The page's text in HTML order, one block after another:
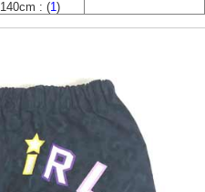
140cm : (1)